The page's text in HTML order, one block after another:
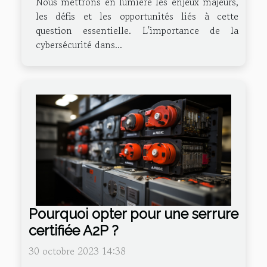
les défis et les opportunités liés à cette
question essentielle. L'importance de la
cybersécurité dans...
Pourquoi opter pour une serrure
certifiée A2P ?
30 octobre 2023 14:38